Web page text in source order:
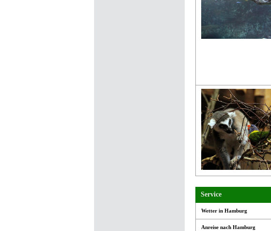
Service
Wetter in Hamburg
Anreise nach Hamburg